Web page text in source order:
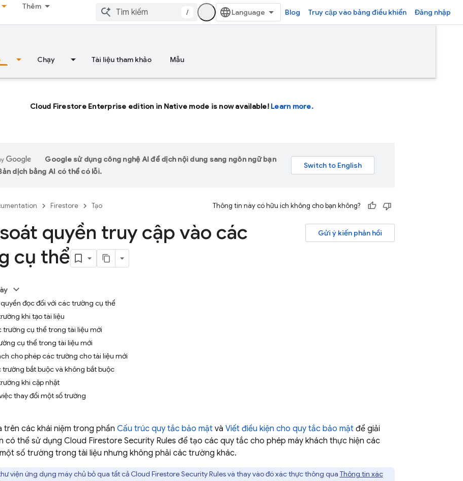
Thêm
/ Blog Truy cập vào bảng điều khiển Đăng nhập
Chạy Tài liệu tham khảo Mẫu
Cloud Firestore Enterprise edition in Native mode is now available! Learn more.
Google sử dụng công nghệ AI để dịch nội dung sang ngôn ngữ bạn
dịch bằng AI có thể có lỗi.
Firestore Tạo Thông tin này có hữu ích không cho bạn không?
Gửi ý kiến phản hồi
soát quyền truy cập vào các
cụ thể
quyền đọc đối với các trường cụ thể
khi tạo tài liệu
trường cụ thể trong tài liệu mới
cụ thể trong tài liệu mới
cho phép các trường cho tài liệu mới
trường bắt buộc và không bắt buộc
khi cập nhật
việc thay đổi một số trường
trên các khái niệm trong phần Cấu trúc quy tắc bảo mật và Viết điều kiện cho quy tắc bảo mật để giải
có thể sử dụng Cloud Firestore Security Rules để tạo các quy tắc cho phép máy khách thực hiện các
một số trường trong tài liệu nhưng không phải các trường khác.
viện ứng dụng máy chủ bỏ qua tất cả Cloud FirestoreSecurity Rulesvà thay vào đó xác thực thông qua Thông tin xác